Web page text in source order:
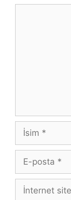
İsim
posta
İnternet
sitesi